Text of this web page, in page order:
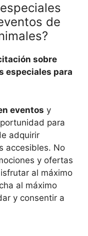
de
sobre
especiales para
eventos y
para
adquirir
accesibles. No
y ofertas
al máximo
al máximo
y consentir a